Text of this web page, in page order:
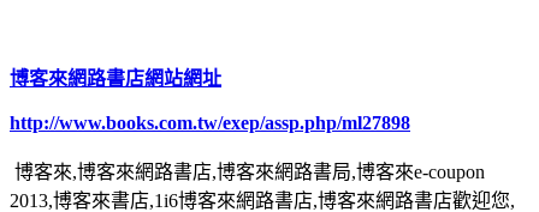
博客來網路書店網站網址
http://www.books.com.tw/exep/assp.php/ml27898
博客來,博客來網路書店,博客來網路書局,博客來e-coupon
2013,博客來書店,1i6博客來網路書店,博客來網路書店歡迎您,